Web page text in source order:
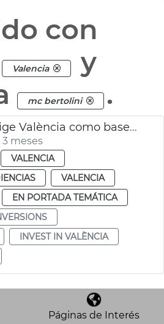
con
Valencia
y
mc bertolini .
MC Bertolini elige València como base de su expansión europea
meses
VALENCIA
VALENCIA
EN PORTADA TEMÁTICA
INVEST IN VALÈNCIA
Páginas de Interés